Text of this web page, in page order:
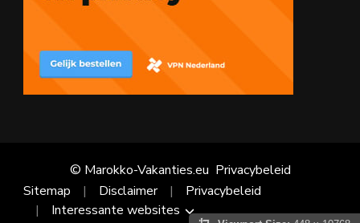
© Marokko-Vakanties.eu Privacybeleid
Sitemap
Disclaimer
Privacybeleid
Interessante websites